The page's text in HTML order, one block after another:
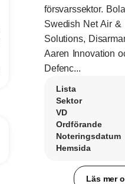
försvarssektor.
Swedish Net Air &
Solutions,
Aaren Innovation
Defenc...
Lista
Sektor
VD
Ordförande
Noteringsdatum
Hemsida
Läs mer